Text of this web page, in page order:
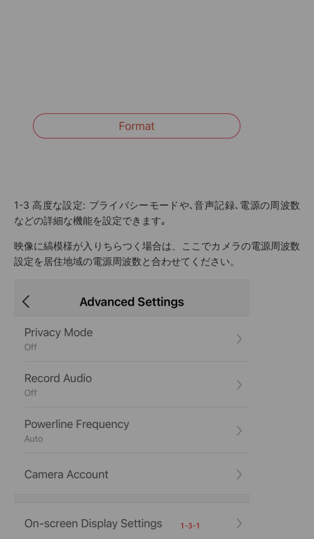
1-3 高度な設定: プライバシーモードや､音声記録､電源の周波数
などの詳細な機能を設定できます｡
映像に縞模様が入りちらつく場合は、ここでカメラの電源周波数
設定を居住地域の電源周波数と合わせてください。